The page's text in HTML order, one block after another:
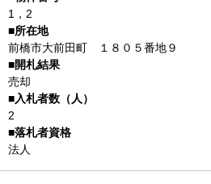
1，2
前橋市大前田町 １８０５番地９
売却
2
法人